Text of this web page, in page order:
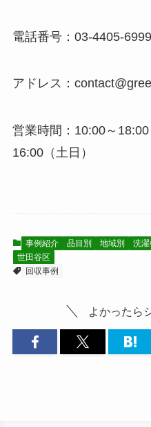
電話番号：03-4405-6999
アドレス：
営業時間：10:00～
16:00（土日）
事例紹介 品目別 地域別 洗
世田谷区
回収事例
よかったら